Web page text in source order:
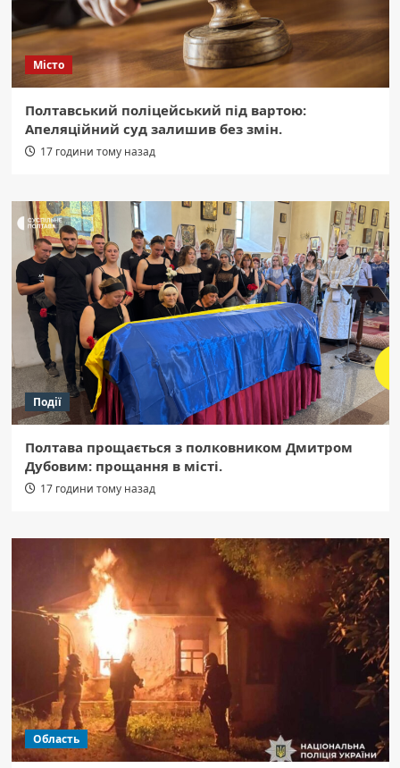
Місто
Полтавський поліцейський під вартою:
Апеляційний суд залишив без змін.
17 години тому назад
Події
Полтава прощається з полковником Дмитром
Дубовим: прощання в місті.
17 години тому назад
Область